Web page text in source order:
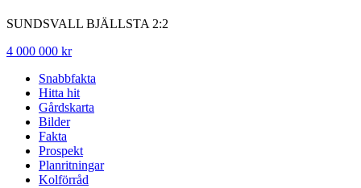
SUNDSVALL BJÄLLSTA 2:2
4 000 000 kr
Snabbfakta
Hitta hit
Gårdskarta
Bilder
Fakta
Prospekt
Planritningar
Kolförråd